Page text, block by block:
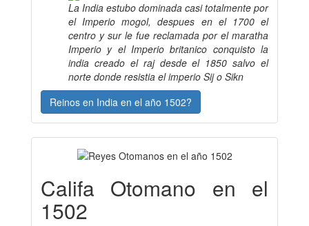
La India estubo dominada casi totalmente por
el Imperio mogol, despues en el 1700 el
centro y sur le fue reclamada por el maratha
Imperio y el Imperio britanico conquisto la
india creado el raj desde el 1850 salvo el
norte donde resistia el imperio Sij o Sikn
Reinos en India en el año 1502?
Califa Otomano en el
1502